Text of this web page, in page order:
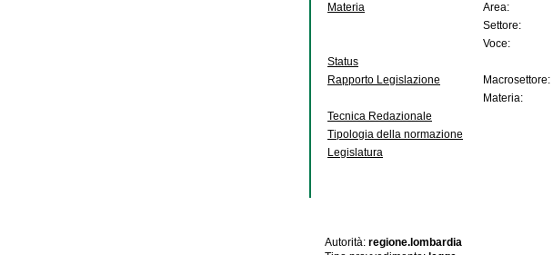
Materia Area:
Settore:
Voce:
Status
Rapporto Legislazione
Macrosettore:
Materia:
Tecnica Redazionale
Tipologia della normazione
Legislatura
Autorità: regione.lombardia